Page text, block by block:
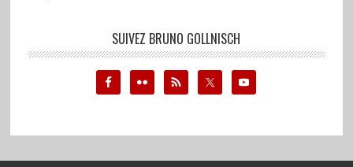
SUIVEZ BRUNO GOLLNISCH